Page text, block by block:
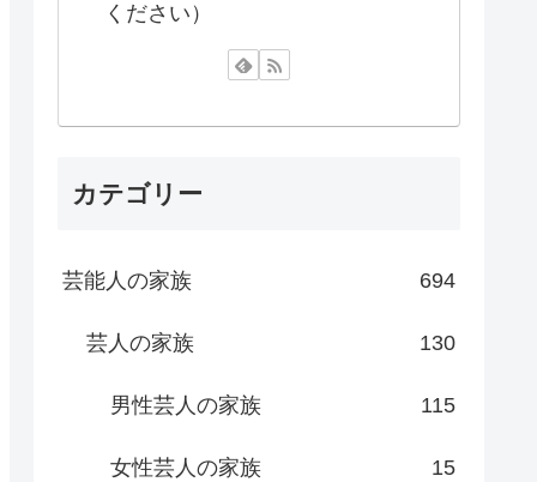
ください）
カテゴリー
芸能人の家族 694
芸人の家族 130
男性芸人の家族 115
女性芸人の家族 15